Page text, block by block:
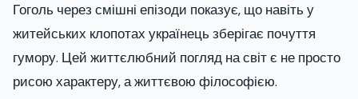
Гоголь через смішні епізоди показує, що навіть у
житейських клопотах українець зберігає почуття
гумору. Цей життєлюбний погляд на світ є не просто
рисою характеру, а життєвою філософією.